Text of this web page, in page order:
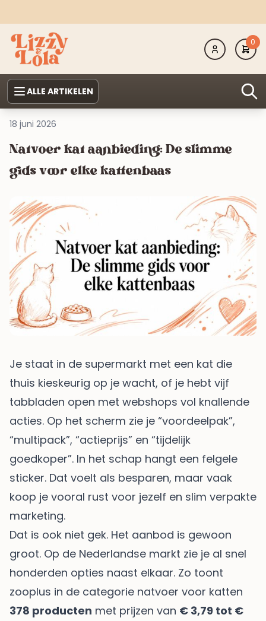
0
ALLE ARTIKELEN
18 juni 2026
Natvoer kat aanbieding: De slimme
gids voor elke kattenbaas
Je staat in de supermarkt met een kat die
thuis kieskeurig op je wacht, of je hebt vijf
tabbladen open met webshops vol knallende
acties. Op het scherm zie je “voordeelpak”,
“multipack”, “actieprijs” en “tijdelijk
goedkoper”. In het schap hangt een felgele
sticker. Dat voelt als besparen, maar vaak
koop je vooral rust voor jezelf en slim verpakte
marketing.
Dat is ook niet gek. Het aanbod is gewoon
groot. Op de Nederlandse markt zie je al snel
honderden opties naast elkaar. Zo toont
zooplus in de categorie natvoer voor katten
378 producten met prijzen van € 3,79 tot €